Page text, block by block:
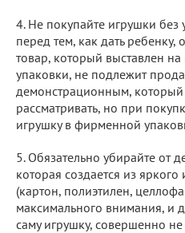
4. Не покупайте игрушки без
перед тем, как дать ребенку,
товар, который выставлен
упаковки, не подлежит
демонстрационным,
рассматривать, но при
игрушку в фирменной
5. Обязательно убирайте от
которая создается из
(картон, полиэтилен,
максимального внимания, и
саму игрушку, совершенно